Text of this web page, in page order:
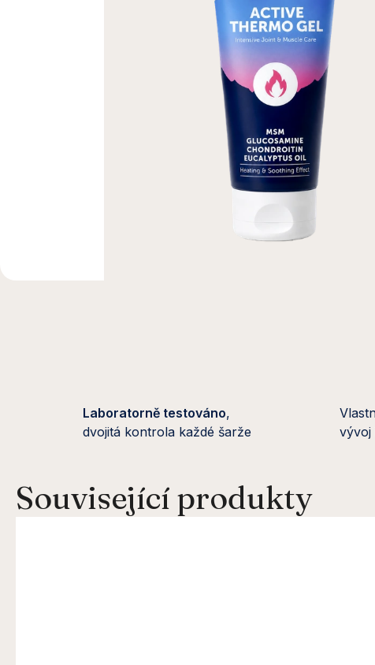
Laboratorně testováno,
dvojitá kontrola každé šarže
vývoj
Související produkty